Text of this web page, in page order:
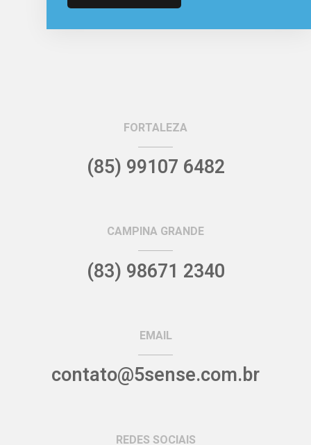
FORTALEZA
(85) 99107 6482
CAMPINA GRANDE
(83) 98671 2340
EMAIL
contato@5sense.com.br
REDES SOCIAIS